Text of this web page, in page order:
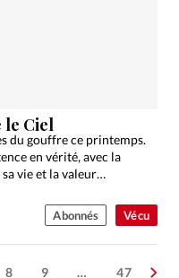
Vécu
le Ciel
du gouffre ce printemps.
en vérité, avec la
vie et la valeur…
Abonnés
8 9 … 47